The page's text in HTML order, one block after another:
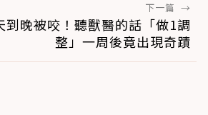
下一篇 →
到晚被咬！聽獸醫的話「做1調
整」一周後竟出現奇蹟